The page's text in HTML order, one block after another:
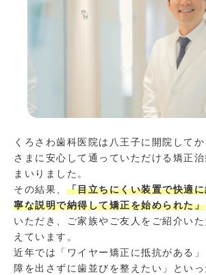
くろさわ歯科医院は八王子に開院して
さまに安心して通っていただける矯正
まいりました。
その結果、 「目立ちにくい装置で快適
寧な説明で納得して矯正を始められた」
いただき、ご家族やご友人をご紹介い
えています。
近年では「ワイヤー矯正に抵抗がある
障を出さずに歯並びを整えたい」といっ